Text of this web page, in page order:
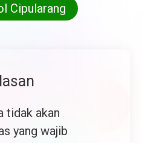
Cipularang
tidak akan
yang wajib